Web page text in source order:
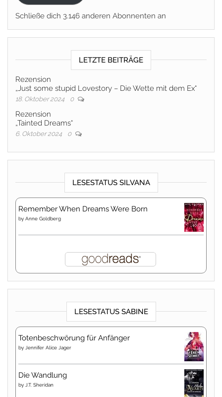
Schließe dich 3.146 anderen Abonnenten an
LETZTE BEITRÄGE
Rezension
„Just some stupid Lovestory – Die Wette mit dem Ex“
18. Oktober 2024 0
Rezension
„Tainted Dreams“
6. Oktober 2024 0
LESESTATUS SILVANA
Remember When Dreams Were Born
by Anne Goldberg
LESESTATUS SABINE
Totenbeschwörung für Anfänger
by Jennifer Alice Jager
Die Wandlung
by J.T. Sheridan